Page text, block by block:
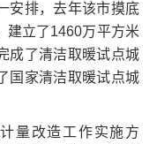
安排，去年该市摸底
建立了1460万平方米
成了清洁取暖试点城
国家清洁取暖试点城
量改造工作实施方